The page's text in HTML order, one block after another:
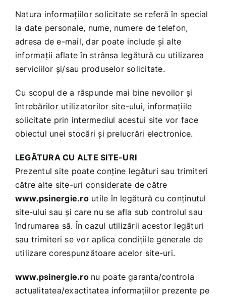
Natura informaţiilor solicitate se referă în special
la date personale, nume, numere de telefon,
adresa de e-mail, dar poate include şi alte
informaţii aflate în strânsa legătură cu utilizarea
serviciilor şi/sau produselor solicitate.
Cu scopul de a răspunde mai bine nevoilor şi
întrebărilor utilizatorilor site-ului, informaţiile
solicitate prin intermediul acestui site vor face
obiectul unei stocări şi prelucrări electronice.
LEGĂTURA CU ALTE SITE-URI
Prezentul site poate conţine legături sau trimiteri
către alte site-uri considerate de către
www.psinergie.routile în legătură cu conţinutul
site-ului sau şi care nu se afla sub controlul sau
îndrumarea să. În cazul utilizării acestor legături
sau trimiteri se vor aplica condiţiile generale de
utilizare corespunzătoare acelor site-uri.
www.psinergie.ro nu poate garanta/controla
actualitatea/exactitatea informaţiilor prezente pe